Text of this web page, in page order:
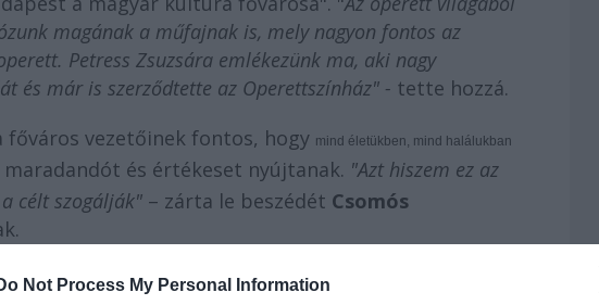
Not Process My Personal Information
magának a műfajnak is, mely nagyon fontos az
Petress Zsuzsára emlékezünk ma, aki nagy
és már is szerződtette az Operettszínház" - tette hozzá.
vezetőinek fontos, hogy mind életükben, mind halálukban
és értékeset nyújtanak. "Azt hiszem ez az
célt szogálják" – zárta le beszédét Csomós